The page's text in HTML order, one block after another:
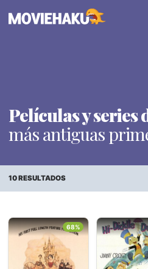
Películas y series
más antiguas
10 RESULTADOS
Todo
Géneros
FECHA DE
PUNTAJE
68%